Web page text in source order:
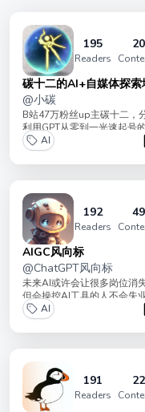
195
Readers
20
碳十二的AI+自媒体探索
@小碳
B站47万粉丝up主碳十二，
利用GPT从零到一光速起号
关干货。 AI的能力超出我的
象。 ...
AI
192
Readers
49
AIGC风向标
@ChatGPT风向标
未来AI或许会让很多岗位消
但会操控AI工具的人不会失业
Hello, 这里是我们持续分享
AIGC...
AI
191
Readers
22